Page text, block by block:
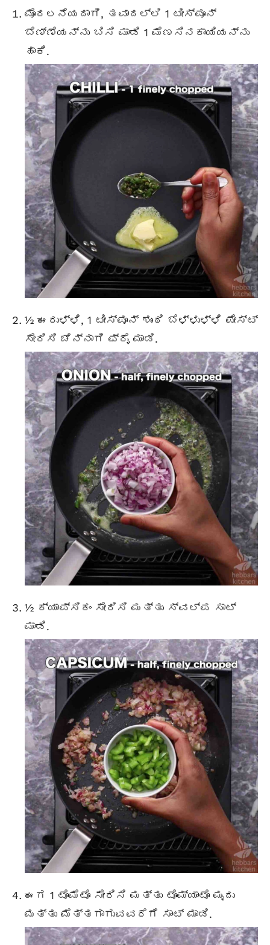
ಮೊದಲನೆಯದಾಗಿ, ತವಾದಲ್ಲಿ 1 ಟೀಸ್ಪೂನ್
ಬೆಣ್ಣೆಯನ್ನು ಬಿಸಿ ಮಾಡಿ 1 ಮೆಣಸಿನಕಾಯಿಯನ್ನು
ಹಾಕಿ.
½ ಈರುಳ್ಳಿ, 1 ಟೀಸ್ಪೂನ್ ಶುಂಠಿ ಬೆಳ್ಳುಳ್ಳಿ ಪೇಸ್ಟ್
ಸೇರಿಸಿ ಚೆನ್ನಾಗಿ ಫ್ರೈ ಮಾಡಿ.
½ ಕ್ಯಾಪ್ಸಿಕಂ ಸೇರಿಸಿ ಮತ್ತು ಸ್ವಲ್ಪ ಸಾಟ್
ಮಾಡಿ.
ಈಗ 1 ಟೊಮೆಟೊ ಸೇರಿಸಿ ಮತ್ತು ಟೊಮ್ಯಾಟೊ ಮೃದು
ಮತ್ತು ಮೆತ್ತಗಾಗುವವರೆಗೆ ಸಾಟ್ ಮಾಡಿ.